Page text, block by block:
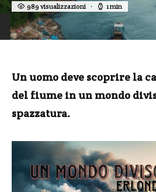
989 visualizzazioni 1 min
Un uomo deve scoprire la
del fiume in un mondo
spazzatura.